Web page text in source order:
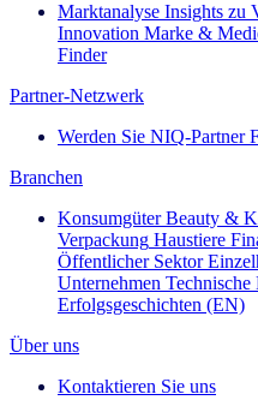
Marktanalyse Insights zu
Innovation Marke &
Finder
Partner-Netzwerk
Werden Sie NIQ-Partner
Branchen
Konsumgüter Beauty &
Verpackung Haustiere
Öffentlicher Sektor
Unternehmen Technische
Erfolgsgeschichten (EN)
Über uns
Kontaktieren Sie uns